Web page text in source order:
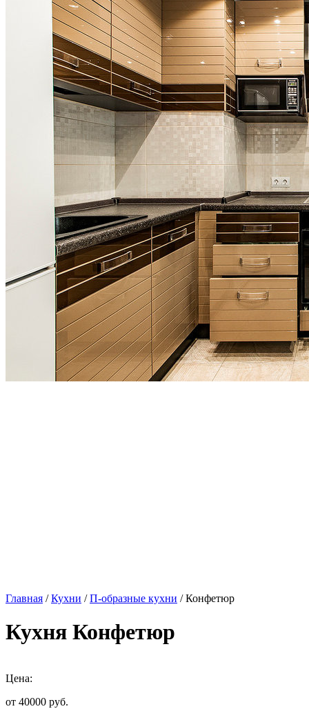
Главная /Кухни /П-образные кухни / Конфетюр
Кухня Конфетюр
Цена:
от 40000 руб.